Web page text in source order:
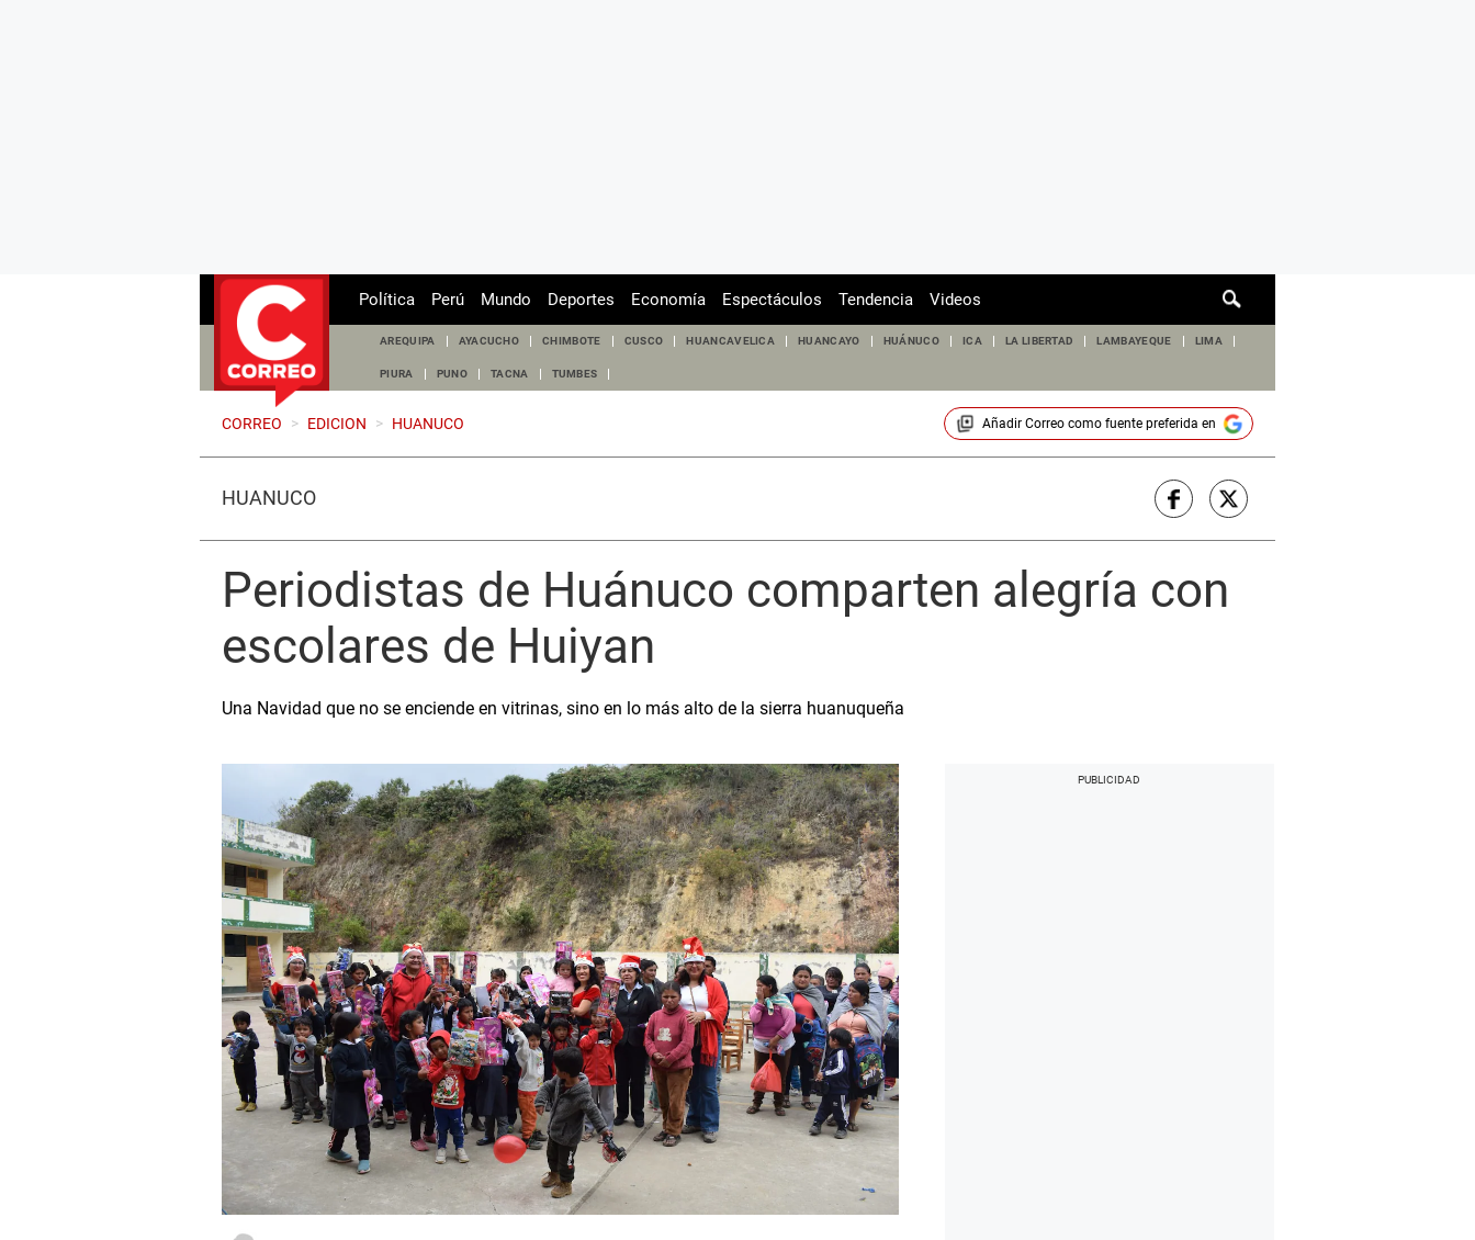
de
Política Perú Mundo Deportes Economía Espectáculos Tendencia Videos
AREQUIPA AYACUCHO CHIMBOTE CUSCO HUANCAVELICA HUANCAYO HUÁNUCO ICA LA LIBERTAD LAMBAYEQUE LIMA
PIURA PUNO TACNA TUMBES
CORREO > EDICION > HUANUCO Añadir Correocomo fuente preferida en
HUÁNUCO
Periodistas de Huánuco comparten alegría con
escolares de Huiyan
Una Navidad que no se enciende en vitrinas, sino en lo más alto de la sierra huanuqueña